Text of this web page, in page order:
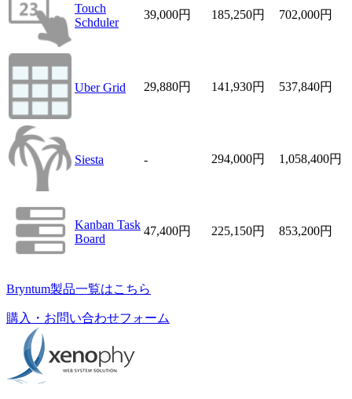
Touch
Schduler
39,000円 185,250円 702,000円
Uber Grid 29,880円 141,930円 537,840円
Siesta - 294,000円 1,058,400円
Kanban Task
Board
47,400円 225,150円 853,200円
Bryntum製品一覧はこちら
購入・お問い合わせフォーム